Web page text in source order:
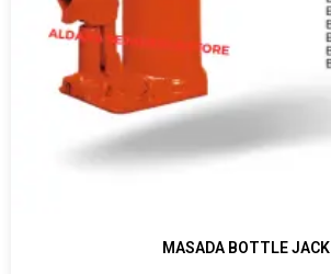
MASADA BOTTLE JACK